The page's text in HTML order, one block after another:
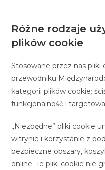
Różne rodzaje
plików cookie
Stosowane przez nas pliki
przewodniku
kategorii plików cookie:
funkcjonalność i
„Niezbędne” pliki cookie
witrynie i korzystanie z
bezpieczne obszary,
online. Te pliki cookie nie